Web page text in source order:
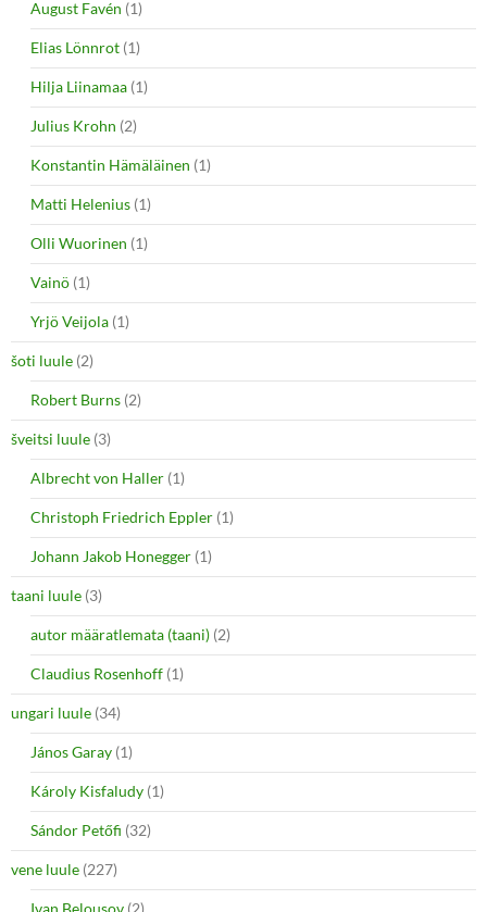
August Favén (1)
Elias Lönnrot (1)
Hilja Liinamaa (1)
Julius Krohn (2)
Konstantin Hämäläinen (1)
Matti Helenius (1)
Olli Wuorinen (1)
Vainö (1)
Yrjö Veijola (1)
šoti luule (2)
Robert Burns (2)
šveitsi luule (3)
Albrecht von Haller (1)
Christoph Friedrich Eppler (1)
Johann Jakob Honegger (1)
taani luule (3)
autor määratlemata (taani) (2)
Claudius Rosenhoff (1)
ungari luule (34)
János Garay (1)
Károly Kisfaludy (1)
Sándor Petőfi (32)
vene luule (227)
Ivan Belousov (2)